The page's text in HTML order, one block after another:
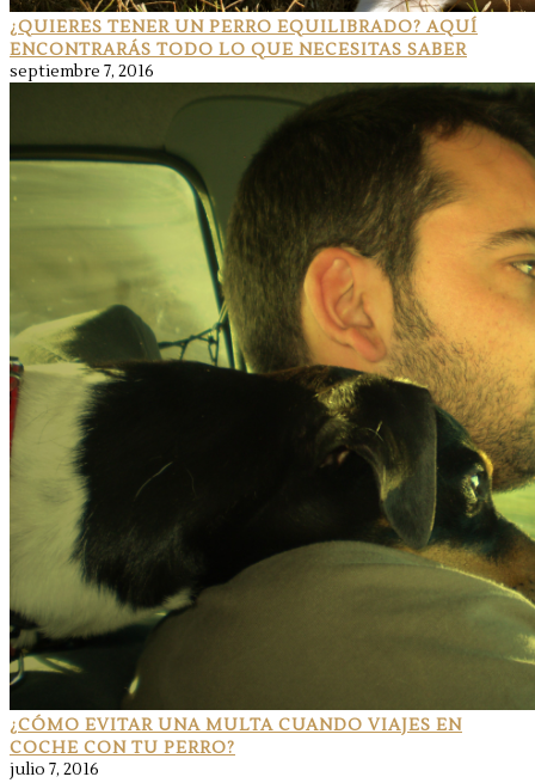
¿QUIERES TENER UN PERRO EQUILIBRADO? AQUÍ
ENCONTRARÁS TODO LO QUE NECESITAS SABER
septiembre 7, 2016
¿CÓMO EVITAR UNA MULTA CUANDO VIAJES EN
COCHE CON TU PERRO?
julio 7, 2016